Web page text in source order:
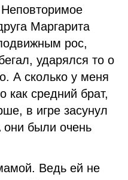
Маргарита
рос,
ударялся то о
А сколько у меня
как средний брат,
в игре засунул
были очень
Ведь ей не